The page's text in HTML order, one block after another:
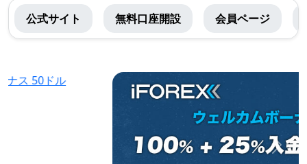
iFOREX
(ア
フ
公式サイト 無料口座開設 会員ページ
お
次